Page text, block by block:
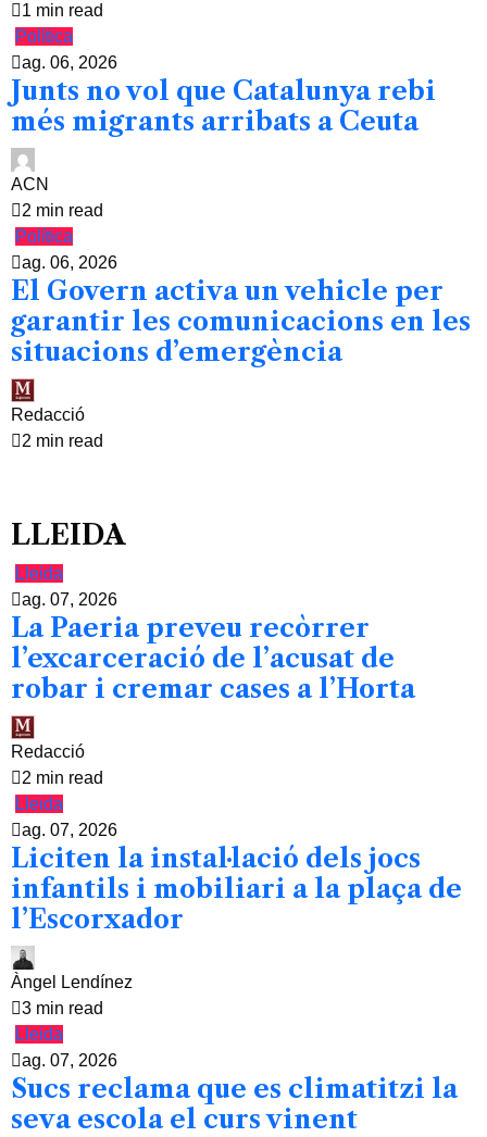
1 min read
Política
ag. 06, 2026
Junts no vol que Catalunya rebi
més migrants arribats a Ceuta
ACN
2 min read
Política
ag. 06, 2026
El Govern activa un vehicle per
garantir les comunicacions en les
situacions d’emergència
Redacció
2 min read
LLEIDA
Lleida
ag. 07, 2026
La Paeria preveu recòrrer
l’excarceració de l’acusat de
robar i cremar cases a l’Horta
Redacció
2 min read
Lleida
ag. 07, 2026
Liciten la instal·lació dels jocs
infantils i mobiliari a la plaça de
l’Escorxador
Àngel Lendínez
3 min read
Lleida
ag. 07, 2026
Sucs reclama que es climatitzi la
seva escola el curs vinent